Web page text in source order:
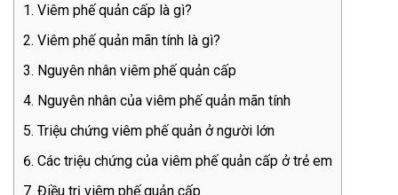
Viêm phế quản cấp là gì?
Viêm phế quản mãn tính là gì?
Nguyên nhân viêm phế quản cấp
Nguyên nhân của viêm phế quản mãn tính
Triệu chứng viêm phế quản ở người lớn
Các triệu chứng của viêm phế quản cấp ở trẻ em
Điều trị viêm phế quản cấp